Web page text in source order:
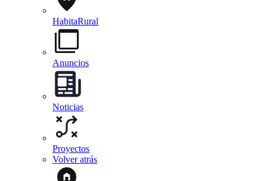
HabitaRural
Anuncios
Noticias
Proyectos
Volver atrás